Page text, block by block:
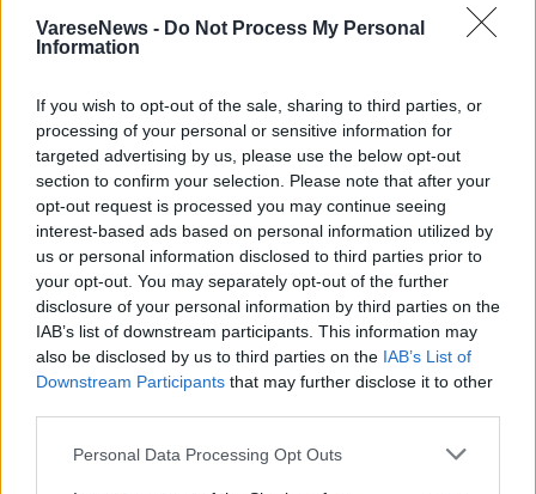
VareseNews - Do Not Process My Personal
Information
If you wish to opt-out of the sale, sharing to third parties, or
processing of your personal or sensitive information for
targeted advertising by us, please use the below opt-out
section to confirm your selection. Please note that after your
opt-out request is processed you may continue seeing
interest-based ads based on personal information utilized by
us or personal information disclosed to third parties prior to
your opt-out. You may separately opt-out of the further
disclosure of your personal information by third parties on the
IAB’s list of downstream participants. This information may
also be disclosed by us to third parties on the IAB’s List of
Downstream Participants that may further disclose it to other
Personal Data Processing Opt Outs
TAG
Creanza Market & Gin Fest
Leggi l'articolo:
Creanza Market & Gin Fest torna a Varese: due giorni tra
artigianato, gin e street food a Villa Mylius
ADV